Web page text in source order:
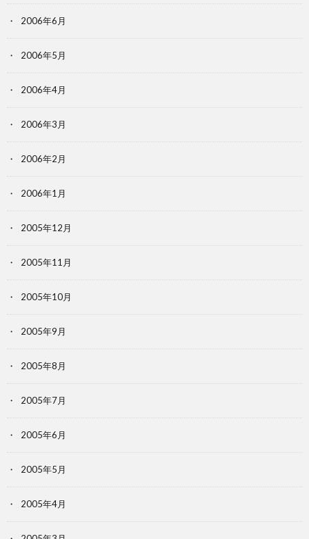
2006年6月
2006年5月
2006年4月
2006年3月
2006年2月
2006年1月
2005年12月
2005年11月
2005年10月
2005年9月
2005年8月
2005年7月
2005年6月
2005年5月
2005年4月